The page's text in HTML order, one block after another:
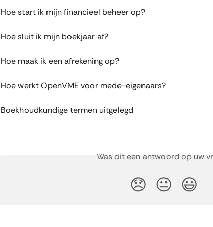
Hoe start ik mijn financieel beheer op?
Hoe sluit ik mijn boekjaar af?
Hoe maak ik een afrekening op?
Hoe werkt OpenVME voor mede-eigenaars?
Boekhoudkundige termen uitgelegd
Was dit een antwoord op uw
😞 😐 😃